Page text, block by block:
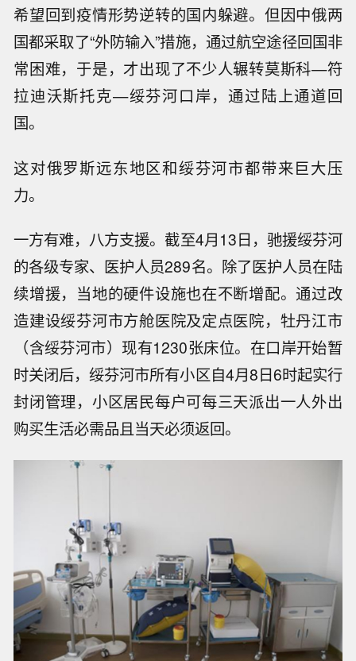
希望回到疫情形势逆转的国内躲避。但因中俄两
国都采取了“外防输入”措施，通过航空途径回国非
常困难，于是，才出现了不少人辗转莫斯科—符
拉迪沃斯托克—绥芬河口岸，通过陆上通道回
国。
这对俄罗斯远东地区和绥芬河市都带来巨大压
力。
一方有难，八方支援。截至4月13日，驰援绥芬河
的各级专家、医护人员289名。除了医护人员在陆
续增援，当地的硬件设施也在不断增配。通过改
造建设绥芬河市方舱医院及定点医院，牡丹江市
（含绥芬河市）现有1230张床位。在口岸开始暂
时关闭后，绥芬河市所有小区自4月8日6时起实行
封闭管理，小区居民每户可每三天派出一人外出
购买生活必需品且当天必须返回。